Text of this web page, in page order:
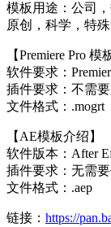
模板用途：公司
原创，科学，特
【Premiere Pro 模
软件要求：
插件要求：不需
文件格式：.mogrt
【AE模板介绍】
软件版本：After
插件要求：无需
文件格式：.aep
链接： https://